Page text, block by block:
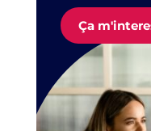
Ça